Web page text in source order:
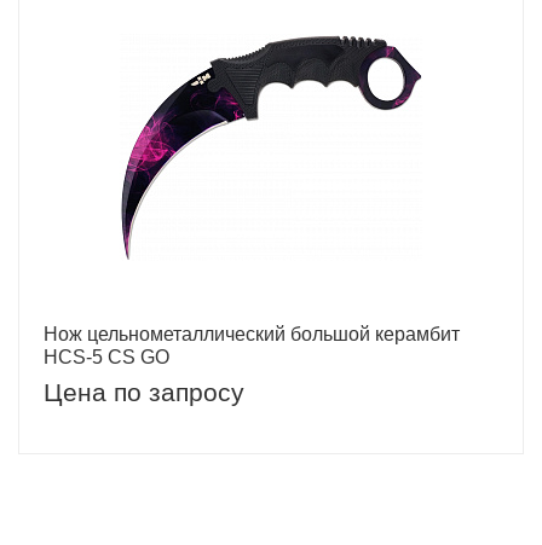
Нож цельнометаллический большой керамбит
HCS-5 CS GO
Цена по запросу